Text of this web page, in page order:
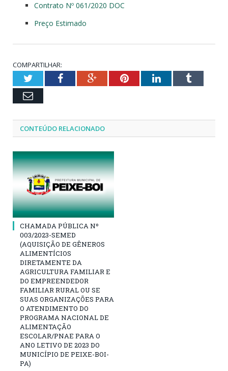
Contrato Nº 061/2020 DOC
Preço Estimado
COMPARTILHAR:
TwitterFacebookGoogle+PinterestLinkedInTumblr
Email
CONTEÚDO RELACIONADO
CHAMADA PÚBLICA Nº
003/2023-SEMED
(AQUISIÇÃO DE GÊNEROS
ALIMENTÍCIOS
DIRETAMENTE DA
AGRICULTURA FAMILIAR E
DO EMPREENDEDOR
FAMILIAR RURAL OU SE
SUAS ORGANIZAÇÕES PARA
O ATENDIMENTO DO
PROGRAMA NACIONAL DE
ALIMENTAÇÃO
ESCOLAR/PNAE PARA O
ANO LETIVO DE 2023 DO
MUNICÍPIO DE PEIXE-BOI-
PA)